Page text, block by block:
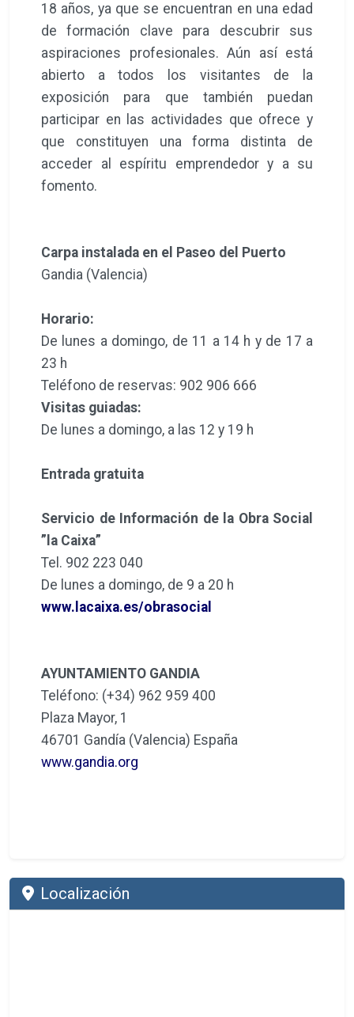
18 años, ya que se encuentran en una edad
de formación clave para descubrir sus
aspiraciones profesionales. Aún así está
abierto a todos los visitantes de la
exposición para que también puedan
participar en las actividades que ofrece y
que constituyen una forma distinta de
acceder al espíritu emprendedor y a su
fomento.
Carpa instalada en el Paseo del Puerto
Gandia (Valencia)
Horario:
De lunes a domingo, de 11 a 14 h y de 17 a
23 h
Teléfono de reservas: 902 906 666
Visitas guiadas:
De lunes a domingo, a las 12 y 19 h
Entrada gratuita
Servicio de Información de la Obra Social
”la Caixa”
Tel. 902 223 040
De lunes a domingo, de 9 a 20 h
www.lacaixa.es/obrasocial
AYUNTAMIENTO GANDIA
Teléfono: (+34) 962 959 400
Plaza Mayor, 1
46701 Gandía (Valencia) España
www.gandia.org
Localización